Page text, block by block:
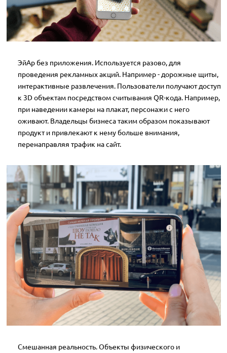
ЭйАр без приложения. Используется разово, для
проведения рекламных акций. Например - дорожные щиты,
интерактивные развлечения. Пользователи получают доступ
к 3D объектам посредством считывания QR-кода. Например,
при наведении камеры на плакат, персонажи с него
оживают. Владельцы бизнеса таким образом показывают
продукт и привлекают к нему больше внимания,
перенаправляя трафик на сайт.
Смешанная реальность. Объекты физического и